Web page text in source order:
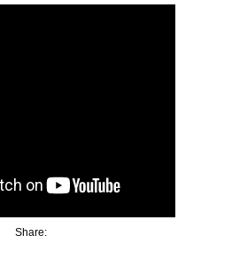
Share: